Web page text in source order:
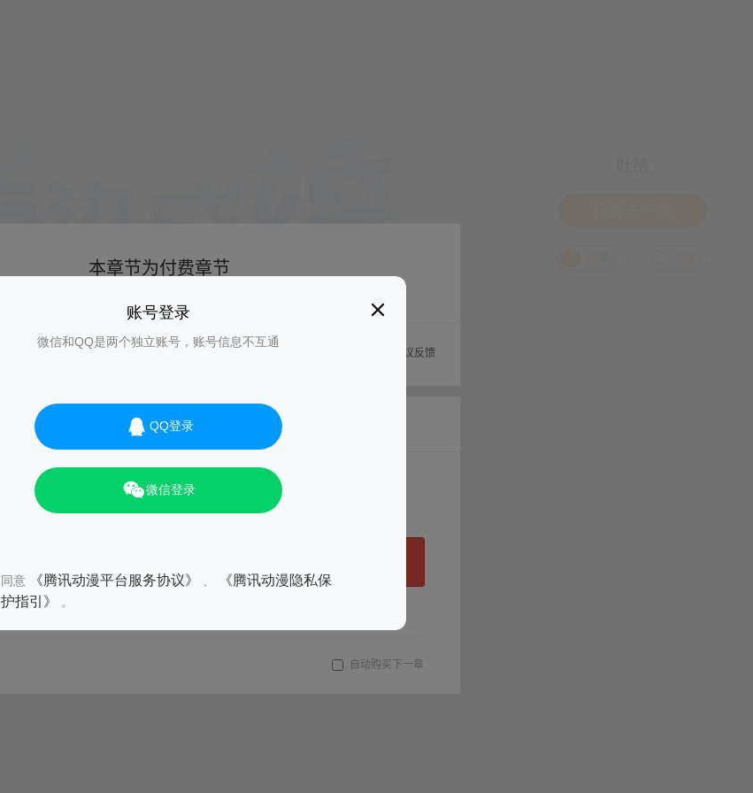
账号登录
微信和QQ是两个独立账号，账号信息不互通
QQ登录
微信登录
同意 《腾讯动漫平台服务协议》
《腾讯动漫隐私保
护指引》
。